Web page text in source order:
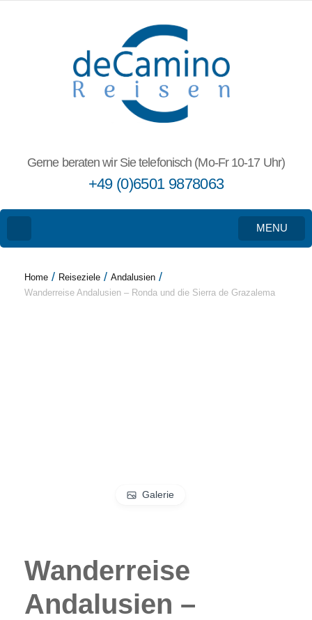
Gerne beraten wir Sie telefonisch (Mo-Fr 10-17 Uhr)
+49 (0)6501 9878063
MENU
Home / Reiseziele / Andalusien /
Wanderreise Andalusien – Ronda und die Sierra de Grazalema
Galerie
Wanderreise
Andalusien –